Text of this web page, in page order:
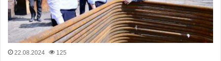
22.08.2024 125